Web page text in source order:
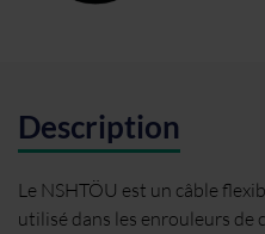
Description
Le NSHTÖU est un câble
utilisé dans les enrouleurs de